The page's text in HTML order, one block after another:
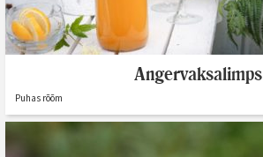
Angervaksalimps
Puhas rõõm